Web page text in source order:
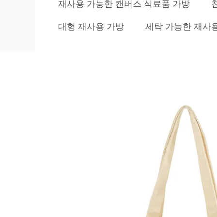
재사용 가능한 캔버스 식료품 가방
대형 재사용 가방 세탁 가능한 재사